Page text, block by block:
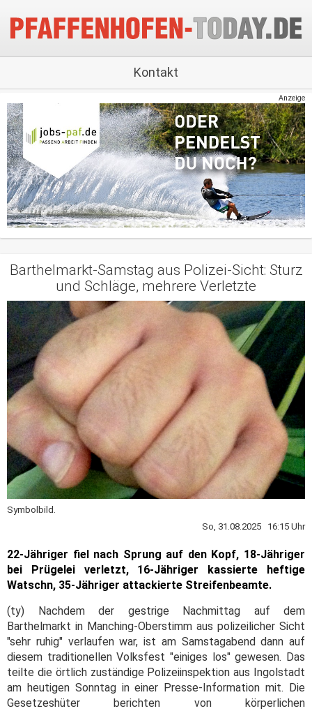
Kontakt
Anzeige
Barthelmarkt-Samstag aus Polizei-Sicht: Sturz
und Schläge, mehrere Verletzte
Symbolbild.
So, 31.08.2025 16:15 Uhr
22-Jähriger fiel nach Sprung auf den Kopf, 18-Jähriger
bei Prügelei verletzt, 16-Jähriger kassierte heftige
Watschn, 35-Jähriger attackierte Streifenbeamte.
(ty) Nachdem der gestrige Nachmittag auf dem
Barthelmarkt in Manching-Oberstimm aus polizeilicher Sicht
"sehr ruhig" verlaufen war, ist am Samstagabend dann auf
diesem traditionellen Volksfest "einiges los" gewesen. Das
teilte die örtlich zuständige Polizeiinspektion aus Ingolstadt
am heutigen Sonntag in einer Presse-Information mit. Die
Gesetzeshüter berichten von körperlichen